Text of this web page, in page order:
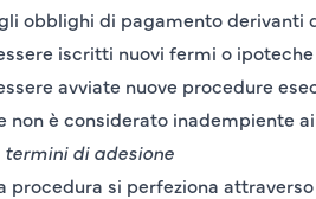
obblighi di pagamento
iscritti nuovi fermi o
avviate nuove procedure
non è considerato inadempiente
di adesione
procedura si perfeziona